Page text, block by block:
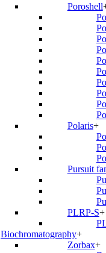
Poroshell
Polaris+
Pursuit
PLRP-S+
Biochromatography+
Zorbax+